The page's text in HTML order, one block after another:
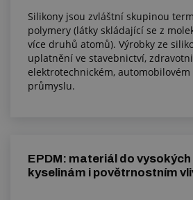
Silikony jsou zvláštní skupinou
polymery (látky skládající se z
více druhů atomů). Výrobky ze
uplatnění ve stavebnictví,
elektrotechnickém, automobilovém
průmyslu.
EPDM: materiál do
kyselinám i povětrnostním